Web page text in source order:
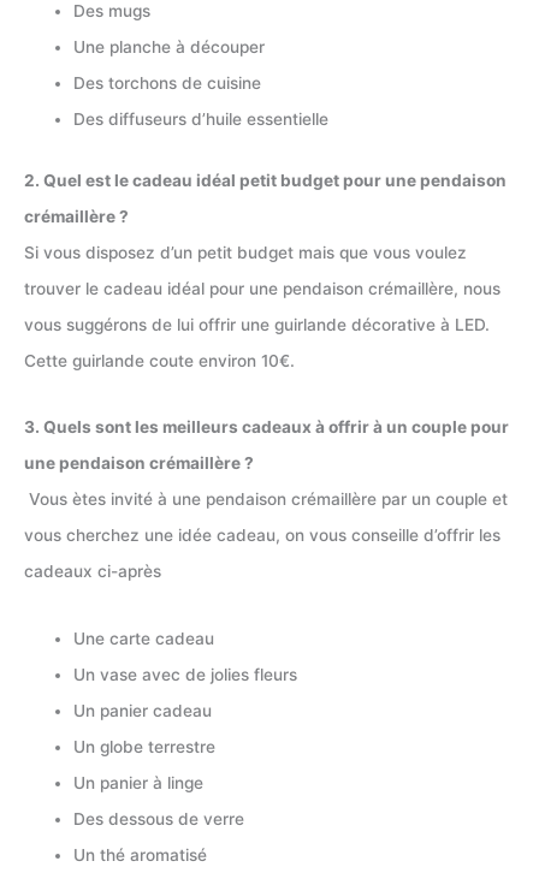
Des mugs
Une planche à découper
Des torchons de cuisine
Des diffuseurs d’huile essentielle
2. Quel est le cadeau idéal petit budget pour une pendaison
crémaillère ?
Si vous disposez d’un petit budget mais que vous voulez
trouver le cadeau idéal pour une pendaison crémaillère, nous
vous suggérons de lui offrir une guirlande décorative à LED.
Cette guirlande coute environ 10€.
3. Quels sont les meilleurs cadeaux à offrir à un couple pour
une pendaison crémaillère ?
Vous ètes invité à une pendaison crémaillère par un couple et
vous cherchez une idée cadeau, on vous conseille d’offrir les
cadeaux ci-après
Une carte cadeau
Un vase avec de jolies fleurs
Un panier cadeau
Un globe terrestre
Un panier à linge
Des dessous de verre
Un thé aromatisé